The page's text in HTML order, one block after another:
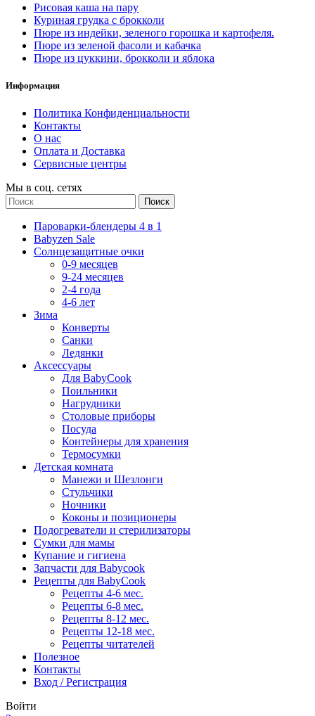
Рисовая каша на пару
Куриная грудка с брокколи
Пюре из индейки, зеленого горошка и картофеля.
Пюре из зеленой фасоли и кабачка
Пюре из цуккини, брокколи и яблока
Информация
Политика Конфиденциальности
Контакты
О нас
Оплата и Доставка
Сервисные центры
Мы в соц. сетях
Поиск
Пароварки-блендеры 4 в 1
Babyzen Sale
Солнцезащитные очки
0-9 месяцев
9-24 месяцев
2-4 года
4-6 лет
Зима
Конверты
Санки
Ледянки
Аксессуары
Для BabyCook
Поильники
Нагрудники
Столовые приборы
Посуда
Контейнеры для хранения
Термосумки
Детская комната
Манежи и Шезлонги
Стульчики
Ночники
Коконы и позиционеры
Подогреватели и стерилизаторы
Сумки для мамы
Купание и гигиена
Запчасти для Babycook
Рецепты для BabyCook
Рецепты 4-6 мес.
Рецепты 6-8 мес.
Рецепты 8-12 мес.
Рецепты 12-18 мес.
Рецепты читателей
Полезное
Контакты
Вход / Регистрация
Войти